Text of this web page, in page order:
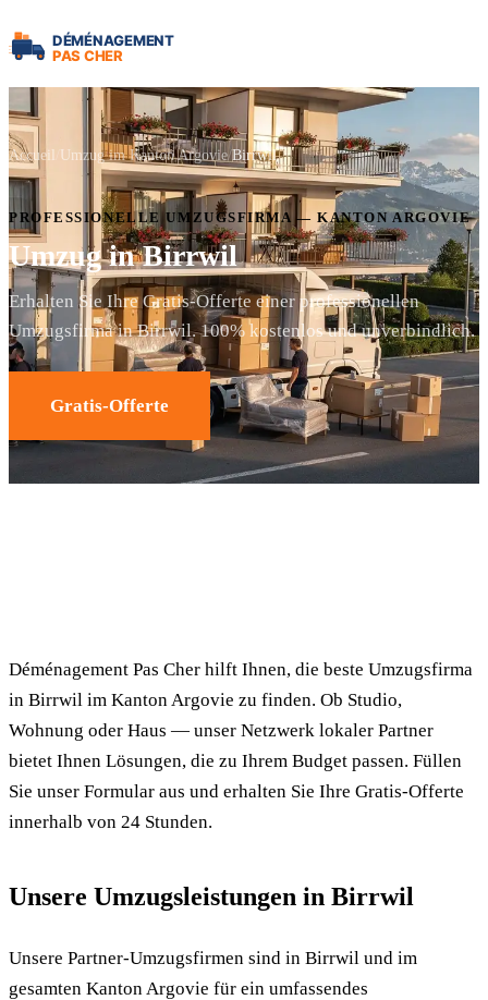
Accueil Umzug im Kanton Argovie Birrwil
PROFESSIONELLE UMZUGSFIRMA — KANTON ARGOVIE
Umzug in Birrwil
Erhalten Sie Ihre Gratis-Offerte einer professionellen
Umzugsfirma in Birrwil. 100% kostenlos und unverbindlich.
Gratis-Offerte
Déménagement Pas Cher hilft Ihnen, die beste Umzugsfirma
in Birrwil im Kanton Argovie zu finden. Ob Studio,
Wohnung oder Haus — unser Netzwerk lokaler Partner
bietet Ihnen Lösungen, die zu Ihrem Budget passen. Füllen
Sie unser Formular aus und erhalten Sie Ihre Gratis-Offerte
innerhalb von 24 Stunden.
Unsere Umzugsleistungen in Birrwil
Unsere Partner-Umzugsfirmen sind in Birrwil und im
gesamten Kanton Argovie für ein umfassendes